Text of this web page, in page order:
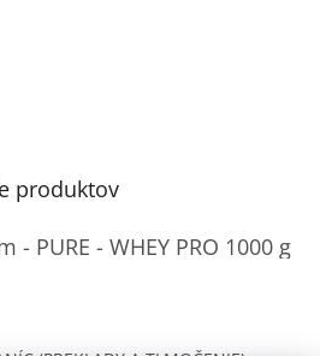
produktov
- PURE - WHEY PRO 1000 g
je 4 z 5 hviezdičiek.